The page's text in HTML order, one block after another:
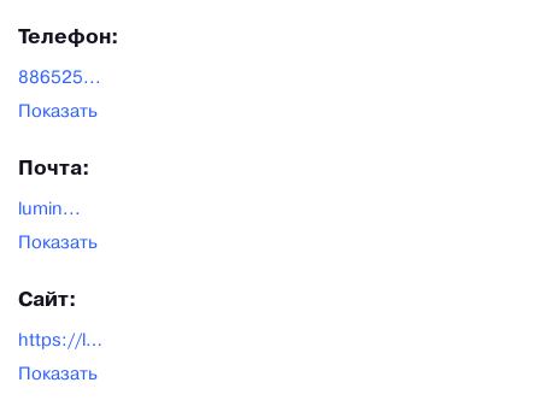
Телефон:
886525...
Показать
Почта:
lumin...
Показать
Сайт:
https://luminophor.ru/
Показать